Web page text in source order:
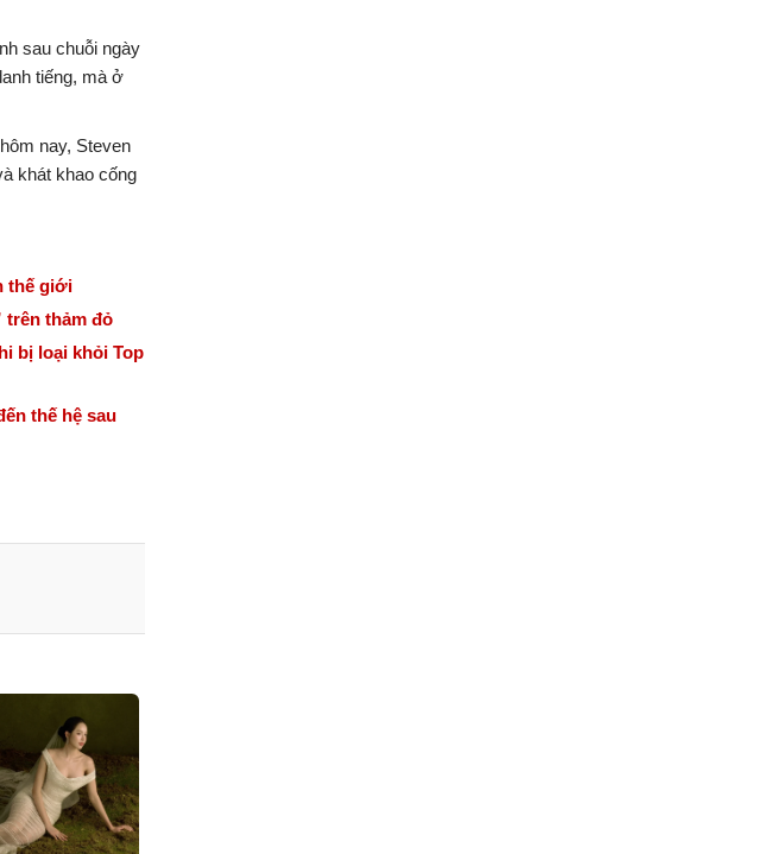
sau chuỗi ngày
tiếng, mà ở
nay, Steven
khát khao cống
thế giới
trên thảm đỏ
bị loại khỏi Top
thế hệ sau